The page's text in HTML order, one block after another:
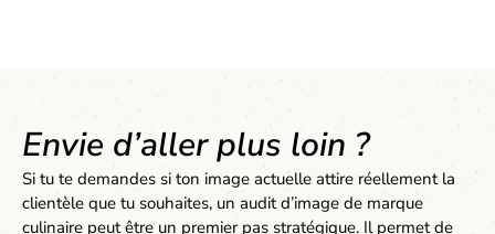
Envie d’aller plus loin ?
Si tu te demandes si ton image actuelle attire réellement la
clientèle que tu souhaites, un audit d’image de marque
culinaire peut être un premier pas stratégique. Il permet de